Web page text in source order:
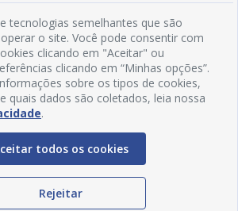
Redes Sociais
tecnologias semelhantes que são
o site. Você pode consentir com
clicando em "Aceitar" ou
clicando em “Minhas opções”.
sobre os tipos de cookies,
quais dados são coletados, leia nossa
.
todos os cookies
Rejeitar